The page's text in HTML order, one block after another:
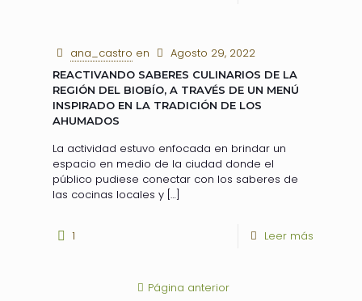
ana_castro en Agosto 29, 2022
REACTIVANDO SABERES CULINARIOS DE LA
REGIÓN DEL BIOBÍO, A TRAVÉS DE UN MENÚ
INSPIRADO EN LA TRADICIÓN DE LOS
AHUMADOS
La actividad estuvo enfocada en brindar un
espacio en medio de la ciudad donde el
público pudiese conectar con los saberes de
las cocinas locales y […]
1 Leer más
Página anterior